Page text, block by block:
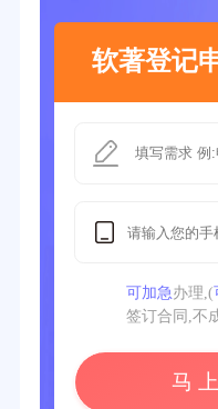
软著登记
可加急办理,(
签订合同,不
马